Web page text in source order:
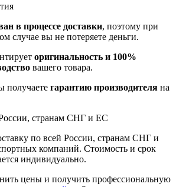
в процессе доставки, поэтому при
случае вы не потеряете деньги.
оригинальность и 100%
вашего товара.
получаете гарантию производителя на
странам СНГ и ЕС
по всей России, странам СНГ и
компаний. Стоимость и срок
индивидуально.
цены и получить профессиональную